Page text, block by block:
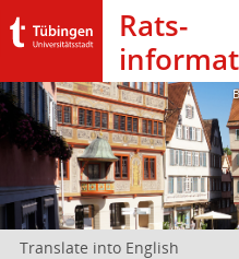
Rats­
Translate into English